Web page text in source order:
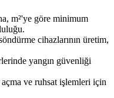
m²'ye göre minimum
cihazlarının üretim,
yangın güvenliği
ve ruhsat işlemleri için